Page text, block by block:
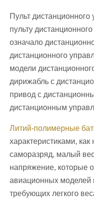
Пульт дистанционного
пульту
означало
дистанционного
модели
дирижабль с
привод с
дистанционным
Литий-полимерные
характеристиками,
саморазряд, малый
напряжение, которые
авиационных моделей
требующих легкого